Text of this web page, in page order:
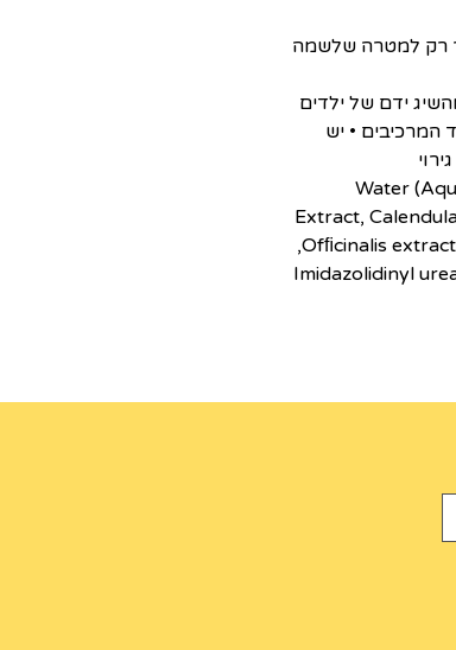
רק למטרה שלשמה
ידם של ילדים
• יש
Water
Ofﬁcinalis
Imidazolidinyl